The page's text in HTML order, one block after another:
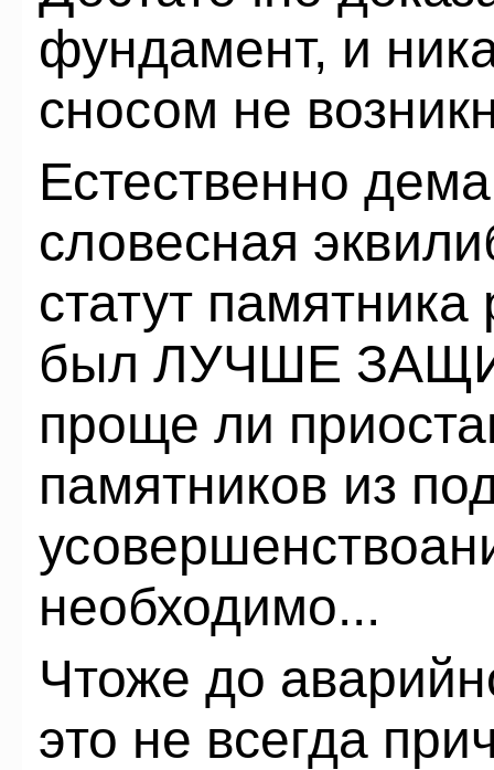
фундамент, и
сносом не
Естественно
словесная
статут
был ЛУЧШЕ
проще ли
памятников из
необходимо...
Чтоже до
это не всегда